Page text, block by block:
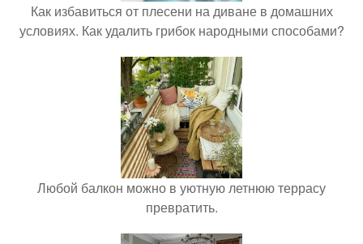
Как избавиться от плесени на диване в домашних
условиях. Как удалить грибок народными способами?
Любой балкон можно в уютную летнюю террасу
превратить.